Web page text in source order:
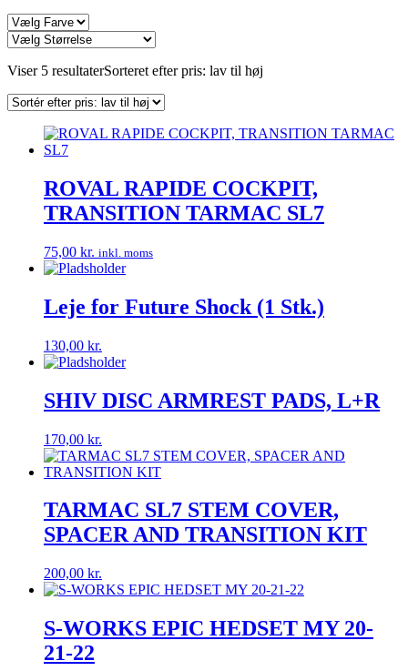
Viser 5 resultaterSorteret efter pris: lav til høj
ROVAL RAPIDE COCKPIT,
TRANSITION TARMAC SL7
75,00 kr. inkl. moms
Leje for Future Shock (1 Stk.)
130,00 kr.
SHIV DISC ARMREST PADS, L+R
170,00 kr.
TARMAC SL7 STEM COVER,
SPACER AND TRANSITION KIT
200,00 kr.
S-WORKS EPIC HEDSET MY 20-
21-22